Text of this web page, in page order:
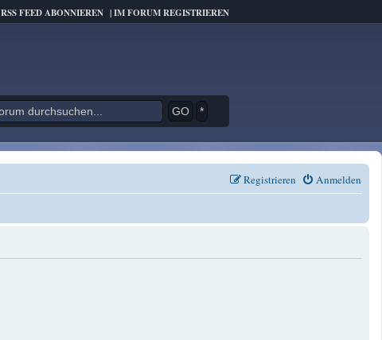
RSS FEED ABONNIEREN |IM FORUM REGISTRIEREN
*
Anmelden
Registrieren